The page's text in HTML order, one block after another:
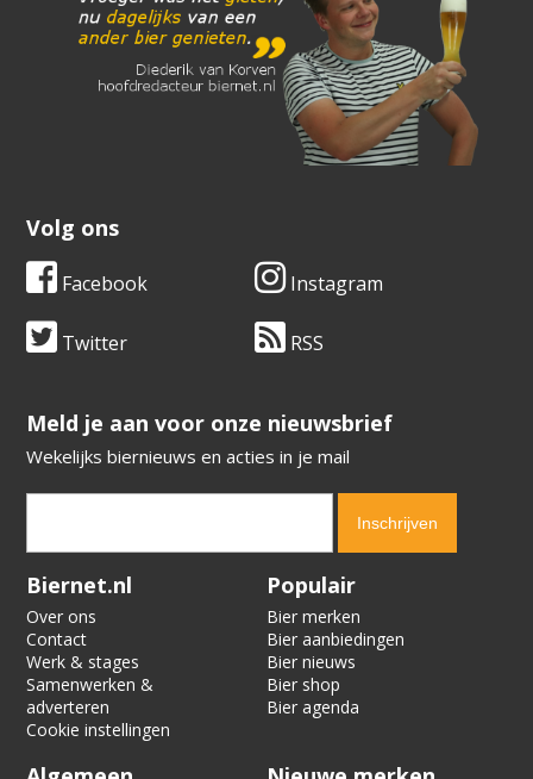
Volg ons
Facebook Instagram
Twitter RSS
​​​​​​​Meld je aan voor onze nieuwsbrief
Wekelijks biernieuws en acties in je mail
Verification code:
Biernet.nl
Over ons
Contact
Werk & stages
Samenwerken &
adverteren
Cookie instellingen
Populair
Bier merken
Bier aanbiedingen
Bier nieuws
Bier shop
Bier agenda